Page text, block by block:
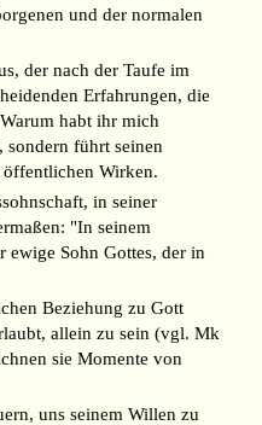
und der normalen
der nach der Taufe im
Erfahrungen, die
habt ihr mich
sondern führt seinen
öffentlichen Wirken.
in seiner
"In seinem
ewige Sohn Gottes, der in
Beziehung zu Gott
allein zu sein (vgl. Mk
sie Momente von
uns seinem Willen zu